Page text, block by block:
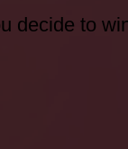
decide to